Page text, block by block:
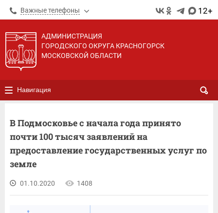
Важные телефоны 12+
АДМИНИСТРАЦИЯ
ГОРОДСКОГО ОКРУГА КРАСНОГОРСК
МОСКОВСКОЙ ОБЛАСТИ
Навигация
В Подмосковье с начала года принято
почти 100 тысяч заявлений на
предоставление государственных услуг по
земле
01.10.2020 1408